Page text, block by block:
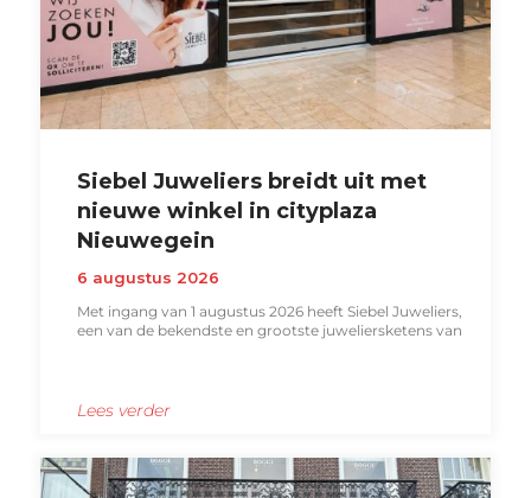
Siebel Juweliers breidt uit met
nieuwe winkel in cityplaza
Nieuwegein
6 augustus 2026
Met ingang van 1 augustus 2026 heeft Siebel Juweliers,
een van de bekendste en grootste juweliersketens van
Lees verder